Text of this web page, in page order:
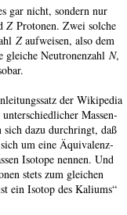
gar nicht, sondern nur
ZPro­tonen. Zwei solche
Zaufweisen, also dem
gleiche Neutro­nen­zahl N,
der Wikipedia
Massen­
dazu durch­ringt, daß
um eine Äqui­valenz­
Isotope nennen. Und
stets zum gleichen
ein Isotop des Kaliums“